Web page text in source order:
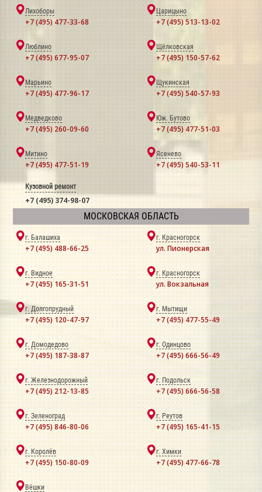
Лихоборы
+7 (495) 477-33-68
Царицыно
+7 (495) 513-13-02
Люблино
+7 (495) 677-95-07
Щёлковская
+7 (495) 150-57-62
Марьино
+7 (495) 477-96-17
Щукинская
+7 (495) 540-57-93
Медведково
+7 (495) 260-09-60
Юж. Бутово
+7 (495) 477-51-03
Митино
+7 (495) 477-51-19
Ясенево
+7 (495) 540-53-11
Кузовной ремонт
+7 (495) 374-98-07
МОСКОВСКАЯ ОБЛАСТЬ
г. Балашиха
+7 (495) 488-66-25
г. Красногорск
ул. Пионерская
г. Видное
+7 (495) 165-31-51
г. Красногорск
ул. Вокзальная
г. Долгопрудный
+7 (495) 120-47-97
г. Мытищи
+7 (495) 477-55-49
г. Домодедово
+7 (495) 187-38-87
г. Одинцово
+7 (495) 666-56-49
г. Железнодорожный
+7 (495) 212-13-85
г. Подольск
+7 (495) 666-56-58
г. Зеленоград
+7 (495) 846-80-06
г. Реутов
+7 (495) 165-41-15
г. Королёв
+7 (495) 150-80-09
г. Химки
+7 (495) 477-66-78
Вёшки